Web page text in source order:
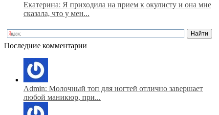
Екатерина: Я приходила на прием к окулисту и она мне
сказала, что у мен...
Последние комментарии
Admin: Молочный топ для ногтей отлично завершает
любой маникюр, при...